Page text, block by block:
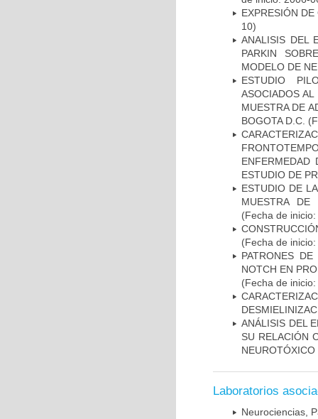
EXPRESIÓN
10)
ANALISIS DEL
PARKIN
MODELO DE
ESTUDIO
ASOCIADOS
MUESTRA DE
BOGOTA D.C.
ENFERMEDAD
ESTUDIO DE
ESTUDIO DE
MUESTRA DE
(Fecha de
(Fecha de
PATRONES
NOTCH EN
(Fecha de
ANÁLISIS DEL
SU RELACIÓN
NEUROTÓXICO
Laboratorios
Neurociencias,